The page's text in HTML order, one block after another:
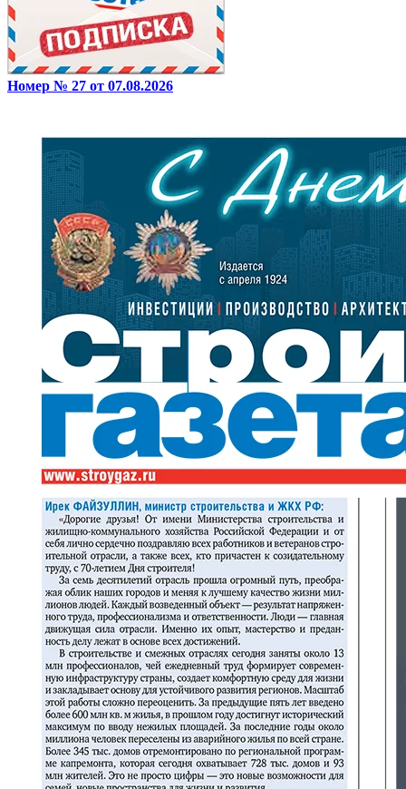
Номер № 27 от 07.08.2026